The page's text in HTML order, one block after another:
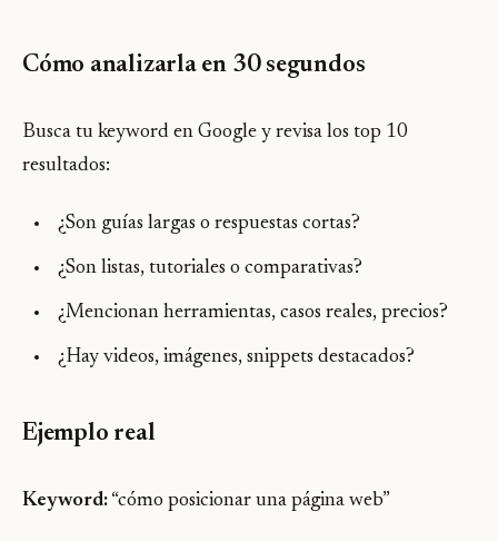
Cómo analizarla en 30 segundos
Busca tu keyword en Google y revisa los top 10
resultados:
¿Son guías largas o respuestas cortas?
¿Son listas, tutoriales o comparativas?
¿Mencionan herramientas, casos reales, precios?
¿Hay videos, imágenes, snippets destacados?
Ejemplo real
Keyword: “cómo posicionar una página web”